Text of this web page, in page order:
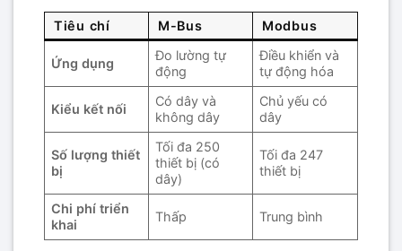
Tiêu chí M-Bus Modbus
Ứng dụng
Đo lường tự
động
Điều khiển và
tự động hóa
Kiểu kết nối
Có dây và
không dây
Chủ yếu có
dây
Số lượng thiết
bị
Tối đa 250
thiết bị (có
dây)
Tối đa 247
thiết bị
Chi phí triển
khai
Thấp Trung bình